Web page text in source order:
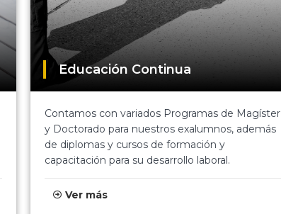
Educación Continua
Contamos con variados Programas de Magíster
y Doctorado para nuestros exalumnos, además
de diplomas y cursos de formación y
capacitación para su desarrollo laboral.
Ver más